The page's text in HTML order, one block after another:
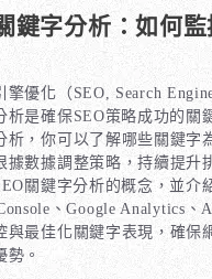
鍵字分析：如何
擎優化（SEO, Search
析是確保SEO策略成功的關
析，你可以了解哪些關鍵字
據數據調整策略，持續提升
關鍵字分析的概念，並介
、Google Analytics、
與最佳化關鍵字表現，確保
勢。